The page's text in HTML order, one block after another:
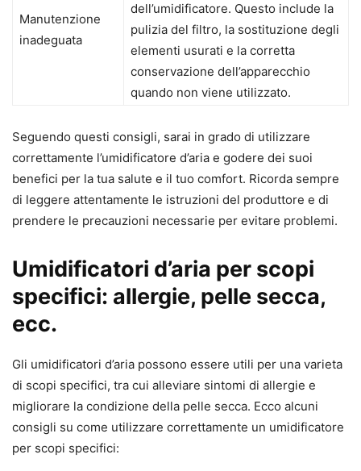
Manutenzione
inadeguata
dell’umidificatore. Questo include la
pulizia del filtro, la sostituzione degli
elementi usurati e la corretta
conservazione dell’apparecchio
quando non viene utilizzato.
Seguendo questi consigli, sarai in grado di utilizzare
correttamente l’umidificatore d’aria e godere dei suoi
benefici per la tua salute e il tuo comfort. Ricorda sempre
di leggere attentamente le istruzioni del produttore e di
prendere le precauzioni necessarie per evitare problemi.
Umidificatori d’aria per scopi
specifici: allergie, pelle secca,
ecc.
Gli umidificatori d’aria possono essere utili per una varieta
di scopi specifici, tra cui alleviare sintomi di allergie e
migliorare la condizione della pelle secca. Ecco alcuni
consigli su come utilizzare correttamente un umidificatore
per scopi specifici: